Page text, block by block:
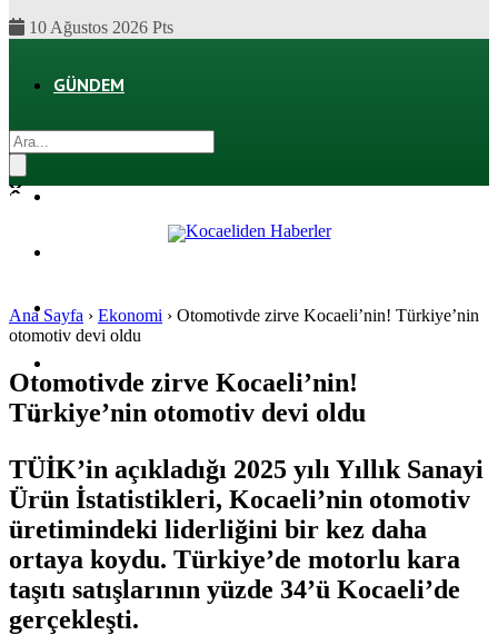
10 Ağustos 2026 Pts
GÜNDEM
SPOR
SAĞLIK
Ana Sayfa › Ekonomi › Otomotivde zirve Kocaeli’nin! Türkiye’nin
otomotiv devi oldu
Otomotivde zirve Kocaeli’nin!
Türkiye’nin otomotiv devi oldu
TÜİK’in açıkladığı 2025 yılı Yıllık Sanayi
Ürün İstatistikleri, Kocaeli’nin otomotiv
üretimindeki liderliğini bir kez daha
ortaya koydu. Türkiye’de motorlu kara
taşıtı satışlarının yüzde 34’ü Kocaeli’de
gerçekleşti.